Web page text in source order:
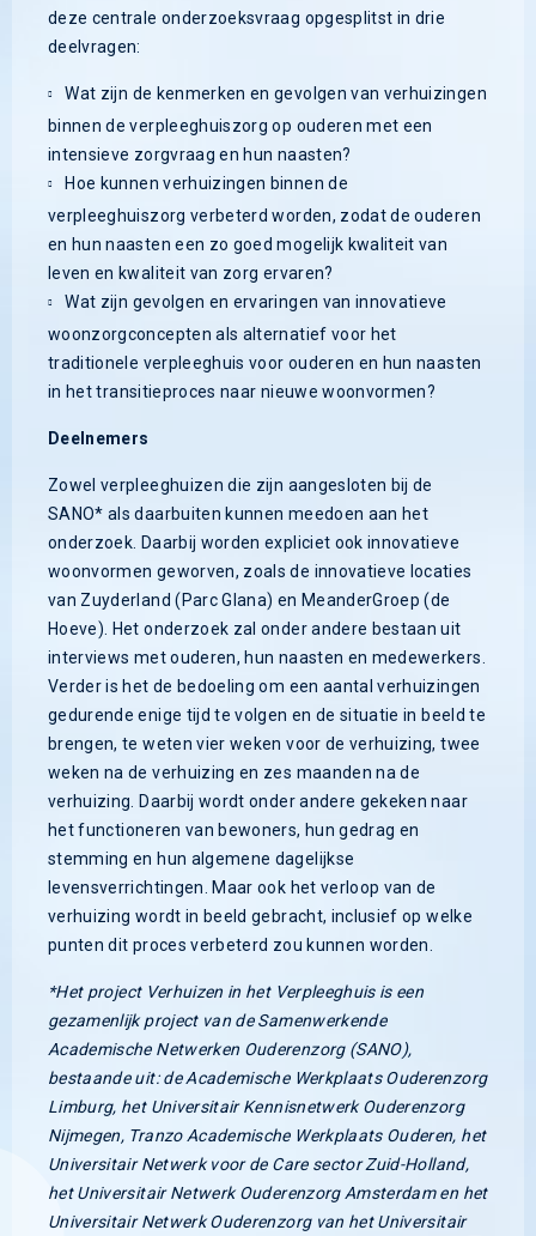
deze centrale onderzoeksvraag opgesplitst in drie
deelvragen:
Wat zijn de kenmerken en gevolgen van verhuizingen
binnen de verpleeghuiszorg op ouderen met een
intensieve zorgvraag en hun naasten?
Hoe kunnen verhuizingen binnen de
verpleeghuiszorg verbeterd worden, zodat de ouderen
en hun naasten een zo goed mogelijk kwaliteit van
leven en kwaliteit van zorg ervaren?
Wat zijn gevolgen en ervaringen van innovatieve
woonzorgconcepten als alternatief voor het
traditionele verpleeghuis voor ouderen en hun naasten
in het transitieproces naar nieuwe woonvormen?
Deelnemers
Zowel verpleeghuizen die zijn aangesloten bij de
SANO* als daarbuiten kunnen meedoen aan het
onderzoek. Daarbij worden expliciet ook innovatieve
woonvormen geworven, zoals de innovatieve locaties
van Zuyderland (Parc Glana) en MeanderGroep (de
Hoeve). Het onderzoek zal onder andere bestaan uit
interviews met ouderen, hun naasten en medewerkers.
Verder is het de bedoeling om een aantal verhuizingen
gedurende enige tijd te volgen en de situatie in beeld te
brengen, te weten vier weken voor de verhuizing, twee
weken na de verhuizing en zes maanden na de
verhuizing. Daarbij wordt onder andere gekeken naar
het functioneren van bewoners, hun gedrag en
stemming en hun algemene dagelijkse
levensverrichtingen. Maar ook het verloop van de
verhuizing wordt in beeld gebracht, inclusief op welke
punten dit proces verbeterd zou kunnen worden.
*Het project Verhuizen in het Verpleeghuis is een
gezamenlijk project van de Samenwerkende
Academische Netwerken Ouderenzorg (SANO),
bestaande uit: de Academische Werkplaats Ouderenzorg
Limburg, het Universitair Kennisnetwerk Ouderenzorg
Nijmegen, Tranzo Academische Werkplaats Ouderen, het
Universitair Netwerk voor de Care sector Zuid-Holland,
het Universitair Netwerk Ouderenzorg Amsterdam en het
Universitair Netwerk Ouderenzorg van het Universitair